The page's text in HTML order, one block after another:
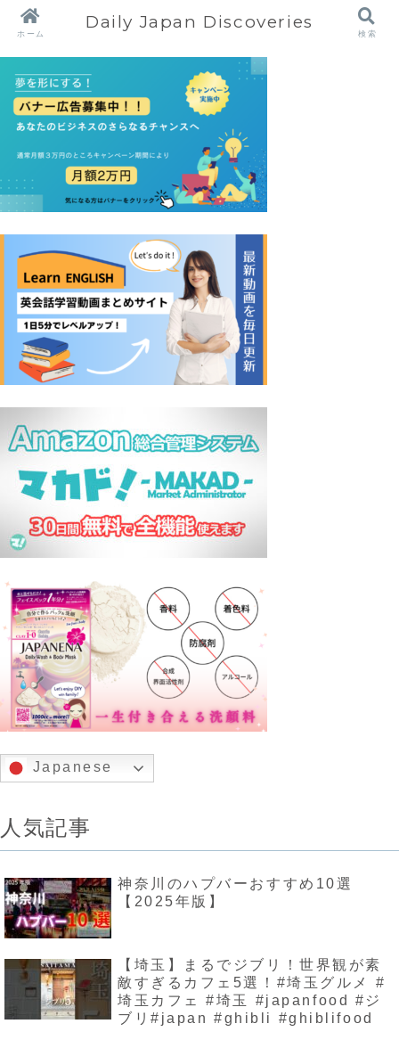
Japanese
人気記事
神奈川のハプバーおすすめ10選
【2025年版】
【埼玉】まるでジブリ！世界観が素
敵すぎるカフェ5選！#埼玉グルメ #
埼玉カフェ #埼玉 #japanfood #ジ
ブリ#japan #ghibli #ghiblifood
ホーム
Daily Japan Discoveries
検索